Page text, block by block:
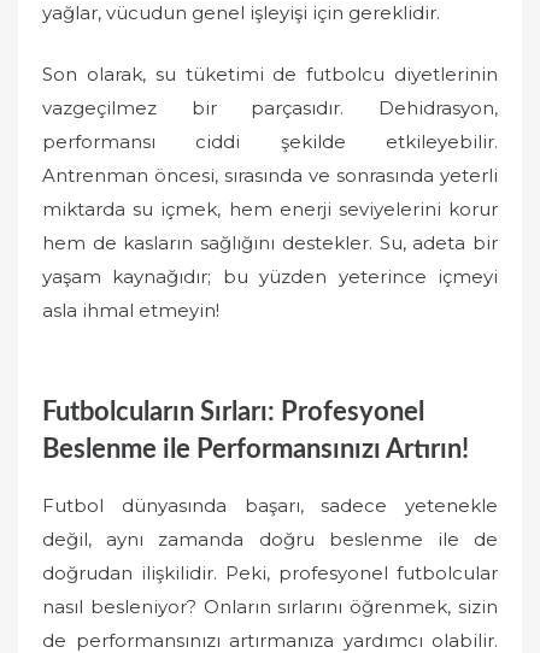
yağlar, vücudun genel işleyişi için gereklidir.
Son olarak, su tüketimi de futbolcu diyetlerinin
vazgeçilmez bir parçasıdır. Dehidrasyon,
performansı ciddi şekilde etkileyebilir.
Antrenman öncesi, sırasında ve sonrasında yeterli
miktarda su içmek, hem enerji seviyelerini korur
hem de kasların sağlığını destekler. Su, adeta bir
yaşam kaynağıdır; bu yüzden yeterince içmeyi
asla ihmal etmeyin!
Futbolcuların Sırları: Profesyonel
Beslenme ile Performansınızı Artırın!
Futbol dünyasında başarı, sadece yetenekle
değil, aynı zamanda doğru beslenme ile de
doğrudan ilişkilidir. Peki, profesyonel futbolcular
nasıl besleniyor? Onların sırlarını öğrenmek, sizin
de performansınızı artırmanıza yardımcı olabilir.